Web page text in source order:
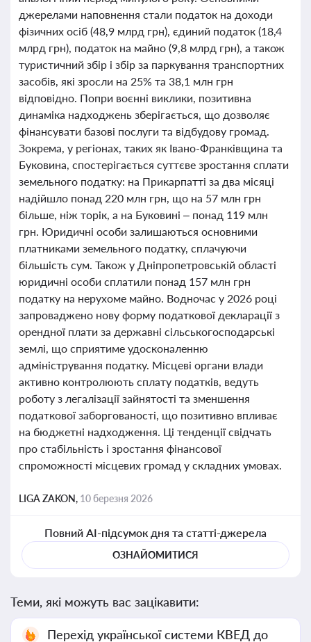
джерелами наповнення стали податок на доходи
фізичних осіб (48,9 млрд грн), єдиний податок (18,4
млрд грн), податок на майно (9,8 млрд грн), а також
туристичний збір і збір за паркування транспортних
засобів, які зросли на 25% та 38,1 млн грн
відповідно. Попри воєнні виклики, позитивна
динаміка надходжень зберігається, що дозволяє
фінансувати базові послуги та відбудову громад.
Зокрема, у регіонах, таких як Івано-Франківщина та
Буковина, спостерігається суттєве зростання сплати
земельного податку: на Прикарпатті за два місяці
надійшло понад 220 млн грн, що на 57 млн грн
більше, ніж торік, а на Буковині – понад 119 млн
грн. Юридичні особи залишаються основними
платниками земельного податку, сплачуючи
більшість сум. Також у Дніпропетровській області
юридичні особи сплатили понад 157 млн грн
податку на нерухоме майно. Водночас у 2026 році
запроваджено нову форму податкової декларації з
орендної плати за державні сільськогосподарські
землі, що сприятиме удосконаленню
адміністрування податку. Місцеві органи влади
активно контролюють сплату податків, ведуть
роботу з легалізації зайнятості та зменшення
податкової заборгованості, що позитивно впливає
на бюджетні надходження. Ці тенденції свідчать
про стабільність і зростання фінансової
спроможності місцевих громад у складних умовах.
LIGA ZAKON, 10 березня 2026
Повний AI-підсумок дня та статті-джерела
ОЗНАЙОМИТИСЯ
Теми, які можуть вас зацікавити:
Перехід української системи КВЕД до